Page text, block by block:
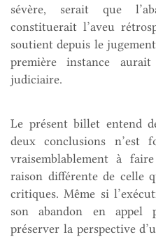
sévère, serait que
constituerait l’aveu
soutient depuis le
première instance
judiciaire.
Le présent billet entend
deux conclusions n’est
vraisemblablement à
raison différente de celle
critiques. Même si
son abandon en
préserver la perspective